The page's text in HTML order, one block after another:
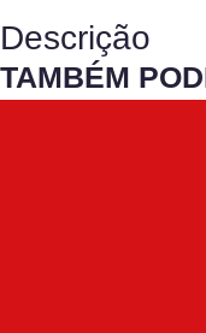
Descrição
TAMBÉM